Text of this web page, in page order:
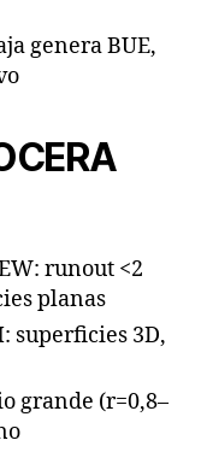
genera BUE,
runout <2
planas
superficies 3D,
grande (r=0,8–